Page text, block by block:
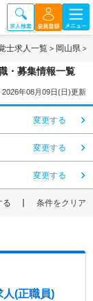
士求人一覧 岡山県
・募集情報一覧
2026年08月09日(日)更新
変更する
変更する
変更する
る 条件をクリア
人(正職員)